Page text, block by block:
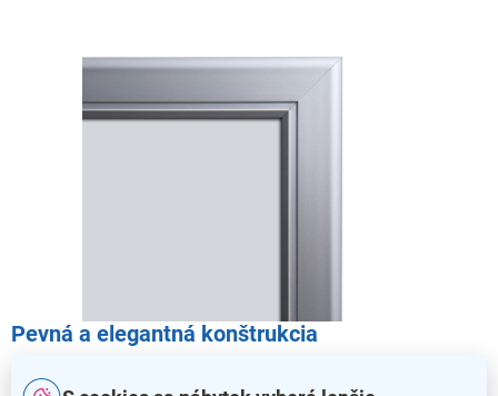
Pevná a elegantná konštrukcia
Ultratenký rám je veľmi odolný a spoľahlivo tak ochráni